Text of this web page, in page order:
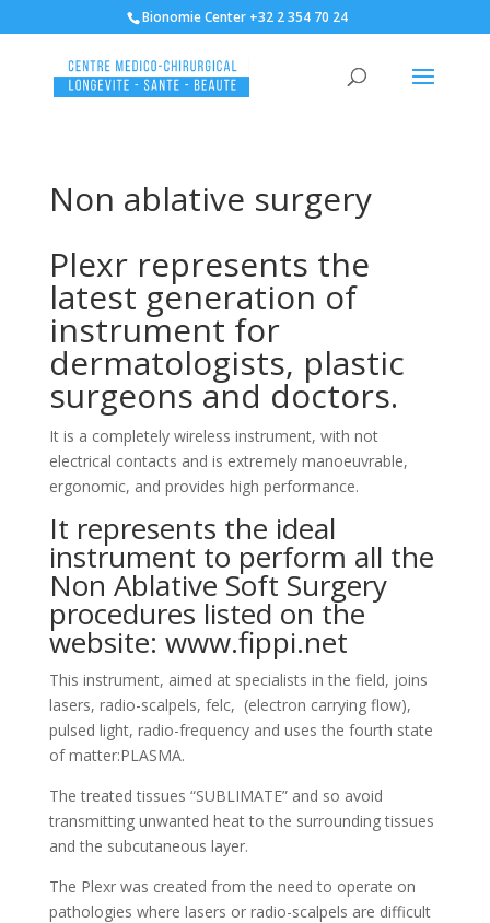
Bionomie Center +32 2 354 70 24
Non ablative surgery
Plexr represents the
latest generation of
instrument for
dermatologists, plastic
surgeons and doctors.
It is a completely wireless instrument, with not
electrical contacts and is extremely manoeuvrable,
ergonomic, and provides high performance.
It represents the ideal
instrument to perform all the
Non Ablative Soft Surgery
procedures listed on the
website: www.fippi.net
This instrument, aimed at specialists in the field, joins
lasers, radio-scalpels, felc, (electron carrying flow),
pulsed light, radio-frequency and uses the fourth state
of matter:PLASMA.
The treated tissues “SUBLIMATE” and so avoid
transmitting unwanted heat to the surrounding tissues
and the subcutaneous layer.
The Plexr was created from the need to operate on
pathologies where lasers or radio-scalpels are difficult